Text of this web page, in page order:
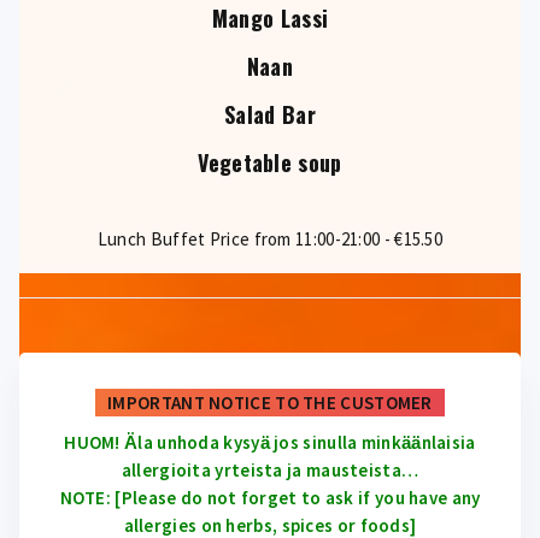
Mango Lassi
Naan
Salad Bar
Vegetable soup
Lunch Buffet Price from 11:00-21:00 - €15.50
IMPORTANT NOTICE TO THE CUSTOMER
HUOM! Ӓla unhoda kysyӓ jos sinulla minkӓӓnlaisia
allergioita yrteista ja mausteista…
NOTE: [Please do not forget to ask if you have any
allergies on herbs, spices or foods]